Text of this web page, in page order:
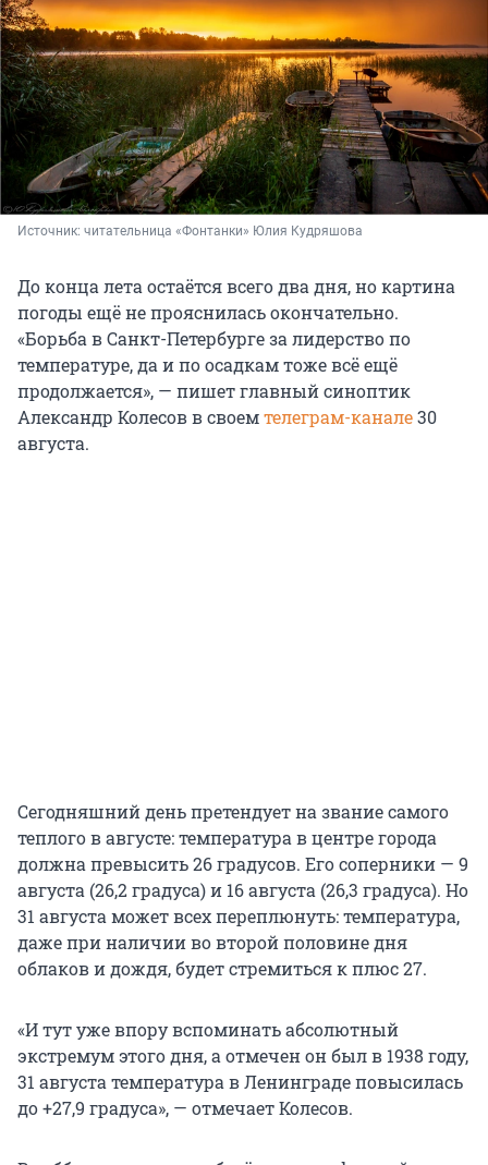
Источник: читательница «Фонтанки» Юлия Кудряшова
До конца лета остаётся всего два дня, но картина
погоды ещё не прояснилась окончательно.
«Борьба в Санкт-Петербурге за лидерство по
температуре, да и по осадкам тоже всё ещё
продолжается», — пишет главный синоптик
Александр Колесов в своемтелеграм-канале30
августа.
Сегодняшний день претендует на звание самого
теплого в августе: температура в центре города
должна превысить 26 градусов. Его соперники — 9
августа (26,2 градуса) и 16 августа (26,3 градуса). Но
31 августа может всех переплюнуть: температура,
даже при наличии во второй половине дня
облаков и дождя, будет стремиться к плюс 27.
«И тут уже впору вспоминать абсолютный
экстремум этого дня, а отмечен он был в 1938 году,
31 августа температура в Ленинграде повысилась
до +27,9 градуса», — отмечает Колесов.